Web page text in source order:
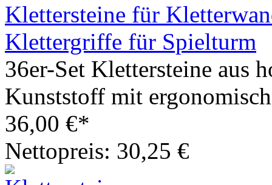
Klettersteine für
Klettergriffe für Spielturm
36er-Set Klettersteine aus
Kunststoff mit
36,00 €*
Nettopreis: 30,25 €